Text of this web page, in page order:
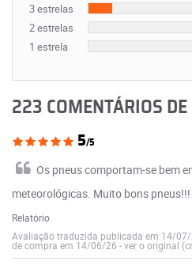
3 estrelas
2 estrelas
1 estrela
223 COMENTÁRIOS DE
5/5
Os pneus comportam-se bem
meteorológicas. Muito bons pneus!!!
Relatório
Avaliação traduzida publicada em 14/
de compra em 14/06/26 -ver o original